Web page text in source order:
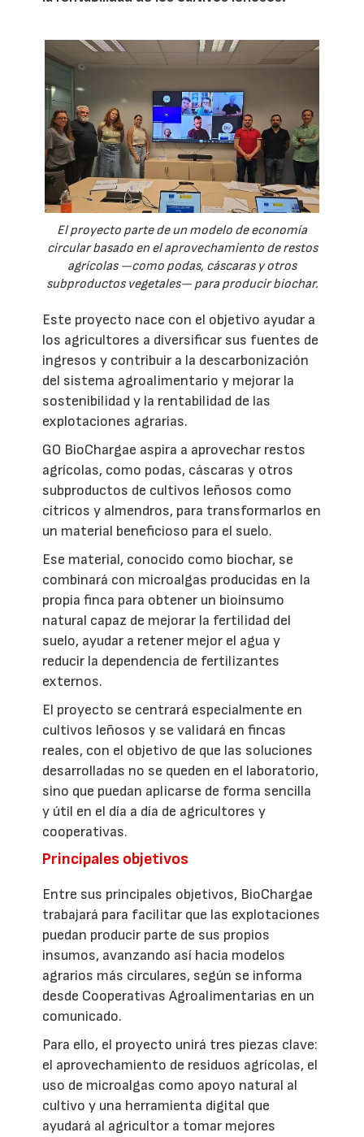
El proyecto parte de un modelo de economía
circular basado en el aprovechamiento de restos
agrícolas —como podas, cáscaras y otros
subproductos vegetales— para producir biochar.
Este proyecto nace con el objetivo ayudar a
los agricultores a diversificar sus fuentes de
ingresos y contribuir a la descarbonización
del sistema agroalimentario y mejorar la
sostenibilidad y la rentabilidad de las
explotaciones agrarias.
GO BioChargae aspira a aprovechar restos
agrícolas, como podas, cáscaras y otros
subproductos de cultivos leñosos como
cítricos y almendros, para transformarlos en
un material beneficioso para el suelo.
Ese material, conocido como biochar, se
combinará con microalgas producidas en la
propia finca para obtener un bioinsumo
natural capaz de mejorar la fertilidad del
suelo, ayudar a retener mejor el agua y
reducir la dependencia de fertilizantes
externos.
El proyecto se centrará especialmente en
cultivos leñosos y se validará en fincas
reales, con el objetivo de que las soluciones
desarrolladas no se queden en el laboratorio,
sino que puedan aplicarse de forma sencilla
y útil en el día a día de agricultores y
cooperativas.
Principales objetivos
Entre sus principales objetivos, BioChargae
trabajará para facilitar que las explotaciones
puedan producir parte de sus propios
insumos, avanzando así hacia modelos
agrarios más circulares, según se informa
desde Cooperativas Agroalimentarias en un
comunicado.
Para ello, el proyecto unirá tres piezas clave:
el aprovechamiento de residuos agrícolas, el
uso de microalgas como apoyo natural al
cultivo y una herramienta digital que
ayudará al agricultor a tomar mejores